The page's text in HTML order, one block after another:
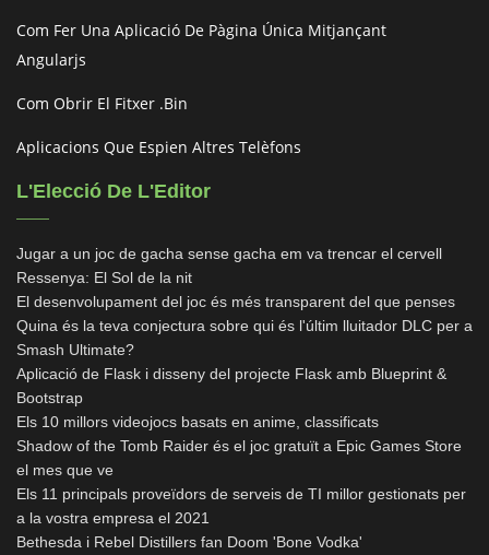
Com Fer Una Aplicació De Pàgina Única Mitjançant
Angularjs
Com Obrir El Fitxer .bin
Aplicacions Que Espien Altres Telèfons
L'Elecció De L'Editor
Jugar a un joc de gacha sense gacha em va trencar el cervell
Ressenya: El Sol de la nit
El desenvolupament del joc és més transparent del que penses
Quina és la teva conjectura sobre qui és l'últim lluitador DLC per a
Smash Ultimate?
Aplicació de Flask i disseny del projecte Flask amb Blueprint &
Bootstrap
Els 10 millors videojocs basats en anime, classificats
Shadow of the Tomb Raider és el joc gratuït a Epic Games Store
el mes que ve
Els 11 principals proveïdors de serveis de TI millor gestionats per
a la vostra empresa el 2021
Bethesda i Rebel Distillers fan Doom 'Bone Vodka'